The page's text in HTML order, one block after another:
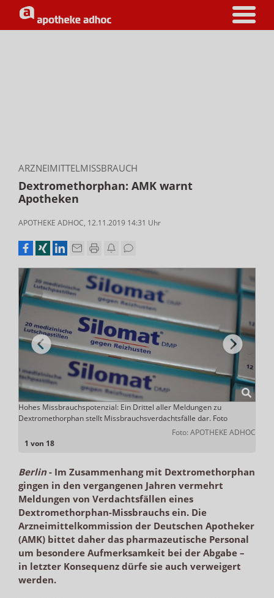
ARZNEIMITTELMISSBRAUCH
Dextromethorphan: AMK warnt
Apotheken
APOTHEKE ADHOC, 12.11.2019 14:31 Uhr
1 von 18
Hohes Missbrauchspotenzial: Ein Drittel aller Meldungen zu
Dextromethorphan stellt Missbrauchsverdachtsfälle dar. Foto
Foto: APOTHEKE ADHOC
Berlin- Im Zusammenhang mit Dextromethorphan
gingen in den vergangenen Jahren vermehrt
Meldungen von Verdachtsfällen eines
Dextromethorphan-Missbrauchs ein. Die
Arzneimittelkommission der Deutschen Apotheker
(AMK) bittet daher das pharmazeutische Personal
um besondere Aufmerksamkeit bei der Abgabe –
in letzter Konsequenz dürfe sie auch verweigert
werden.